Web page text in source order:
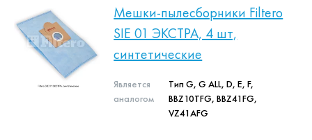
Мешки-пылесборники Filtero
SIE 01 ЭКСТРА, 4 шт,
синтетические
Является
аналогом
Тип G, G ALL, D, E, F,
BBZ10TFG, BBZ41FG,
VZ41AFG